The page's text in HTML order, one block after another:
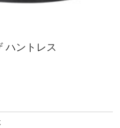
ントレス